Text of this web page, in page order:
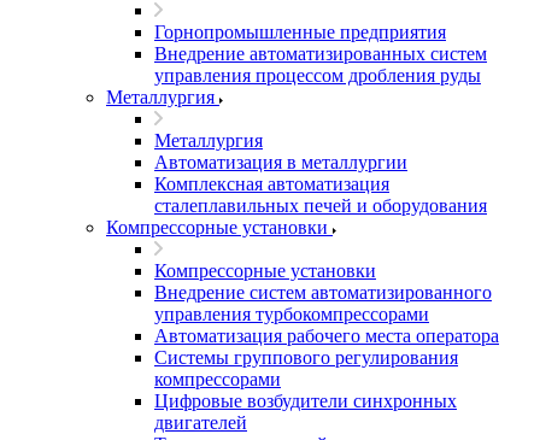
Горнопромышленные предприятия
Внедрение автоматизированных систем
управления процессом дробления руды
Металлургия
Металлургия
Автоматизация в металлургии
Комплексная автоматизация
сталеплавильных печей и оборудования
Компрессорные установки
Компрессорные установки
Внедрение систем автоматизированного
управления турбокомпрессорами
Автоматизация рабочего места оператора
Системы группового регулирования
компрессорами
Цифровые возбудители синхронных
двигателей